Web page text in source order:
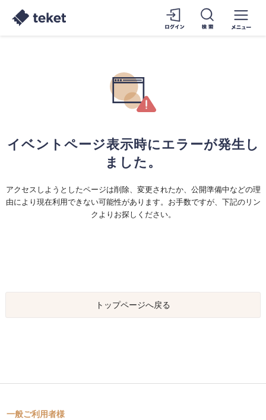
イベントページ表示時にエラーが発生し
ました。
アクセスしようとしたページは削除、変更されたか、公開準備中などの理
由により現在利用できない可能性があります。お手数ですが、下記のリン
クよりお探しください。
トップページへ戻る
一般ご利用者様